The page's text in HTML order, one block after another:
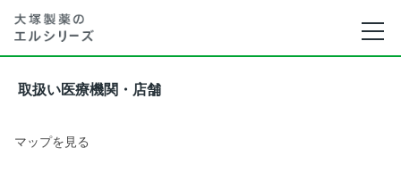
取扱い医療機関・店舗
マップを見る